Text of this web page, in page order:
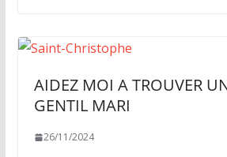
AIDEZ MOI A TROUVER
GENTIL MARI
26/11/2024